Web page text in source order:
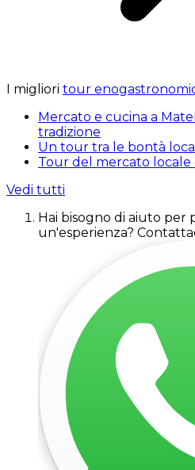
I migliori tour
Mercato e cucina a
tradizione
Un tour tra le bontà
Tour del mercato locale
Vedi tutti
Hai bisogno di aiuto per
un'esperienza?